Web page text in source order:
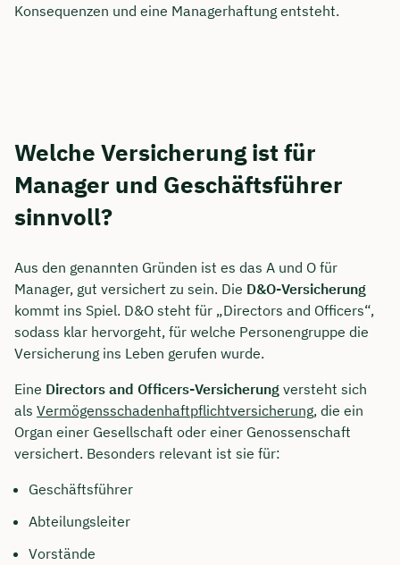
Konsequenzen und eine Managerhaftung entsteht.
Welche Versicherung ist für
Manager und Geschäftsführer
sinnvoll?
Aus den genannten Gründen ist es das A und O für
Manager, gut versichert zu sein. Die D&O-Versicherung
kommt ins Spiel. D&O steht für „Directors and Officers“,
sodass klar hervorgeht, für welche Personengruppe die
Versicherung ins Leben gerufen wurde.
Eine Directors and Officers-Versicherung versteht sich
als Vermögensschadenhaftpflichtversicherung, die ein
Organ einer Gesellschaft oder einer Genossenschaft
versichert. Besonders relevant ist sie für:
Geschäftsführer
Abteilungsleiter
Vorstände